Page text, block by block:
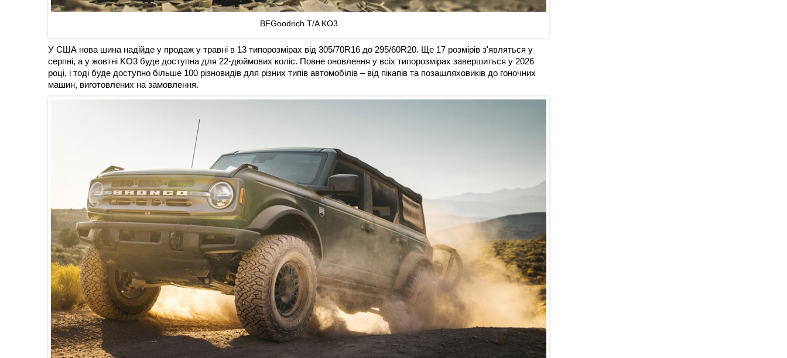
BFGoodrich T/A KO3
У США нова шина надійде у продаж у травні в 13 типорозмірах від 305/70R16 до 295/60R20. Ще 17 розмірів з'являться у
серпні, а у жовтні KO3 буде доступна для 22-дюймових коліс. Повне оновлення у всіх типорозмірах завершиться у 2026
році, і тоді буде доступно більше 100 різновидів для різних типів автомобілів – від пікапів та позашляховиків до гоночних
машин, виготовлених на замовлення.